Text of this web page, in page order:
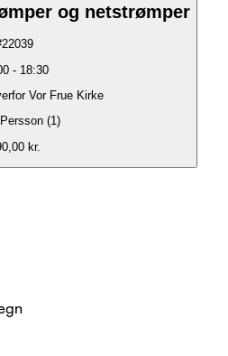
og netstrømper
22039
- 18:30
Vor Frue Kirke
(1)
kr.